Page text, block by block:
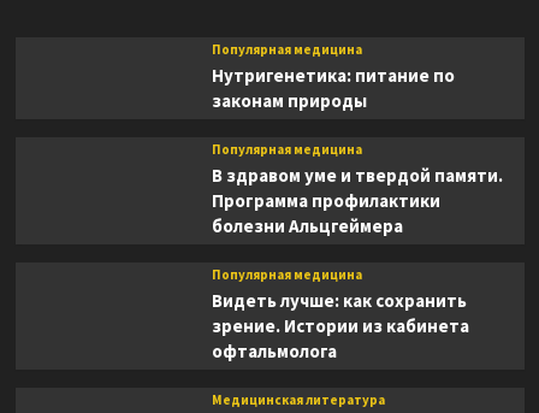
Популярная медицина
Нутригенетика: питание по
законам природы
Популярная медицина
В здравом уме и твердой памяти.
Программа профилактики
болезни Альцгеймера
Популярная медицина
Видеть лучше: как сохранить
зрение. Истории из кабинета
офтальмолога
Медицинская литература